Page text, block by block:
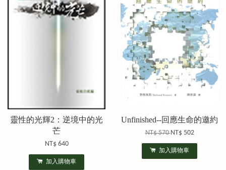
靈性的光輝2：逆境中的光
芒
NT$ 640
加入購物車
Unfinished--回應生命的邀約
NT$ 570NT$ 502
加入購物車